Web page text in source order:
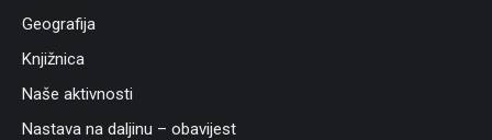
Geografija
Knjižnica
Naše aktivnosti
Nastava na daljinu – obavijest